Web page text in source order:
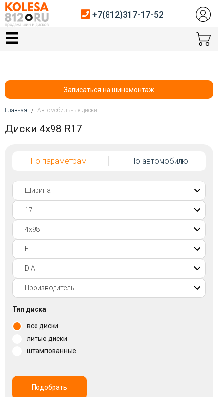
Главная
Автосервис
Датчики давления
Покупателям
Контакты
Войти на сайт
+7(812)317-
17-
52
Пн-
Вс:
+7(812)317-17-52
Записаться на шиномонтаж
Вы здесь
Главная / Автомобильные диски
Диски 4x98 R17
По параметрам По автомобилю
Тип диска
все диски
литые диски
штампованные
Подобрать